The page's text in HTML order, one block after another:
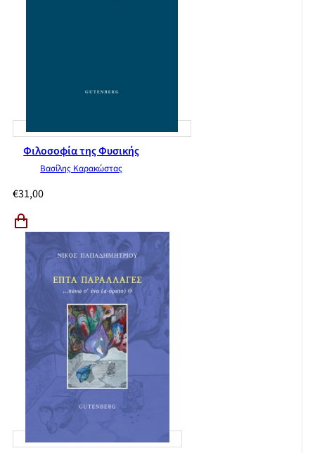
Φιλοσοφία της Φυσικής
Βασίλης Καρακώστας
€31,00